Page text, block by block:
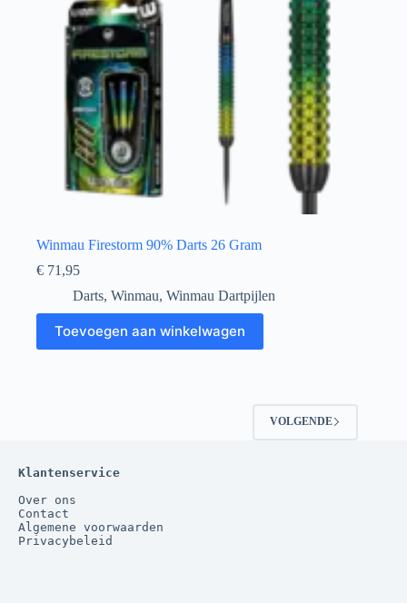
Winmau Firestorm 90% Darts 26 Gram
€ 71,95
Darts, Winmau, Winmau Dartpijlen
Toevoegen aan winkelwagen
VOLGENDE
Klantenservice
Over ons
Contact
Algemene voorwaarden
Privacybeleid